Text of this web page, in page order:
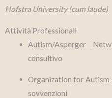
Hofstra University (cum laude)
Attività Professionali
Autism/Asperger
consultivo
Organization for Autism
sovvenzioni